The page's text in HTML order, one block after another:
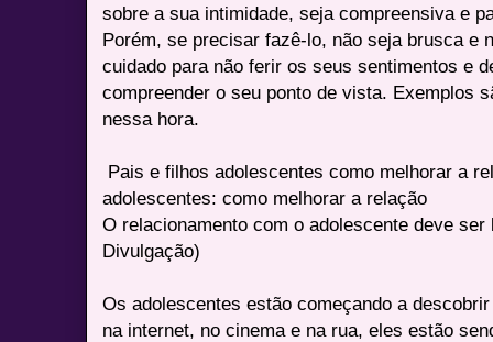
sobre a sua intimidade, seja compreensiva e
Porém, se precisar fazê-lo, não seja brusca e
cuidado para não ferir os seus sentimentos e
compreender o seu ponto de vista. Exemplos
nessa hora.
Pais e filhos adolescentes como melhorar a
adolescentes: como melhorar a relação
O relacionamento com o adolescente deve
Divulgação)
Os adolescentes estão começando a
na internet, no cinema e na rua, eles estão